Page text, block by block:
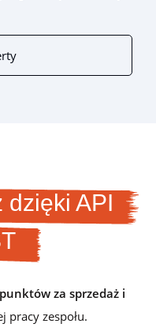
dzięki API
za sprzedaż i
pracy zespołu.